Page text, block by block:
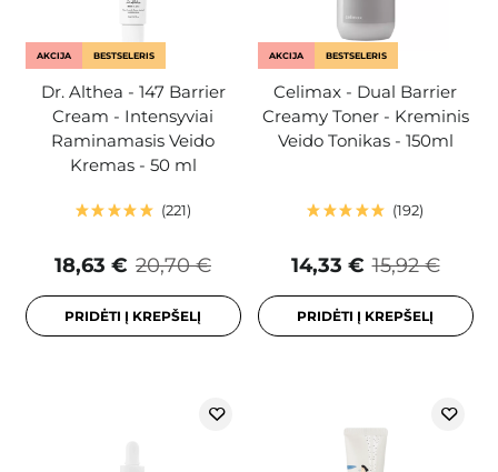
AKCIJA BESTSELERIS
Dr. Althea - 147 Barrier
Cream - Intensyviai
Raminamasis Veido
Kremas - 50 ml
221
20,70 €
18,63 €
PRIDĖTI Į KREPŠELĮ
AKCIJA BESTSELERIS
Celimax - Dual Barrier
Creamy Toner - Kreminis
Veido Tonikas - 150ml
192
15,92 €
14,33 €
PRIDĖTI Į KREPŠELĮ